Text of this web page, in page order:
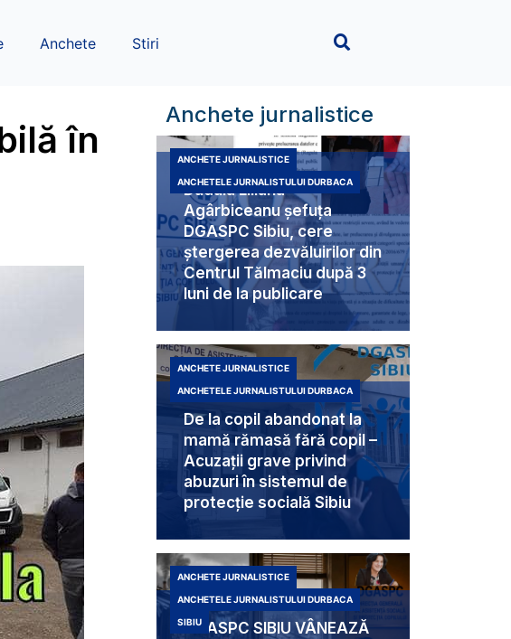
Anchete Stiri
în
Anchete jurnalistice
Duduia Liliana
Agârbiceanu șefuța
DGASPC Sibiu, cere
ștergerea dezvăluirilor din
Centrul Tălmaciu după 3
luni de la publicare
ANCHETE JURNALISTICE
ANCHETELE JURNALISTULUI DURBACA
De la copil abandonat la
mamă rămasă fără copil –
Acuzații grave privind
abuzuri în sistemul de
protecție socială Sibiu
ANCHETE JURNALISTICE
ANCHETELE JURNALISTULUI DURBACA
DGASPC SIBIU VÂNEAZĂ
ANCHETE JURNALISTICE
ANCHETELE JURNALISTULUI DURBACA
SIBIU